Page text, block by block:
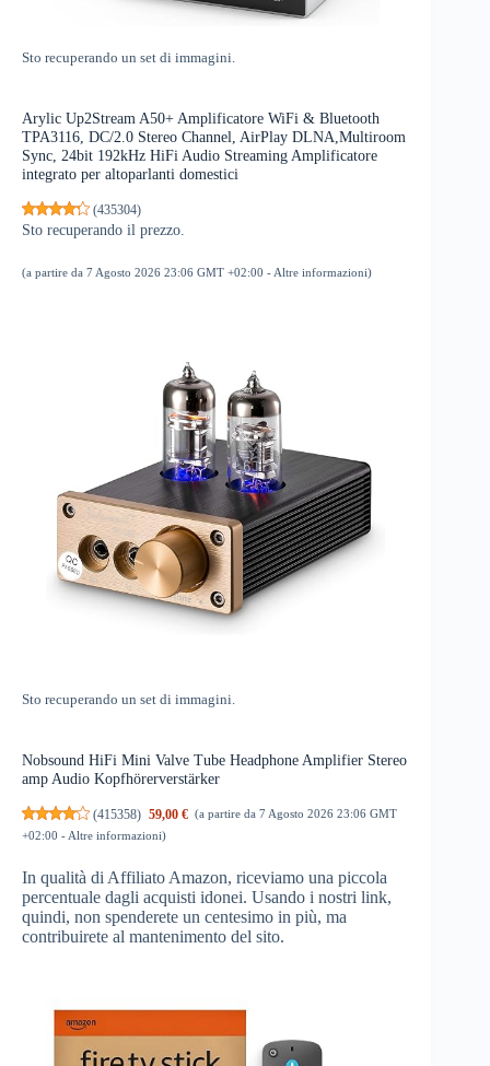
Sto recuperando un set di immagini.
Arylic Up2Stream A50+ Amplificatore WiFi & Bluetooth
TPA3116, DC/2.0 Stereo Channel, AirPlay DLNA,Multiroom
Sync, 24bit 192kHz HiFi Audio Streaming Amplificatore
integrato per altoparlanti domestici
(435304)
Sto recuperando il prezzo.
(a partire da 7 Agosto 2026 23:06 GMT +02:00 - Altre informazioni)
Sto recuperando un set di immagini.
Nobsound HiFi Mini Valve Tube Headphone Amplifier Stereo
amp Audio Kopfhörerverstärker
(415358) 59,00 € (a partire da 7 Agosto 2026 23:06 GMT
+02:00 - Altre informazioni)
In qualità di Affiliato Amazon, riceviamo una piccola
percentuale dagli acquisti idonei. Usando i nostri link,
quindi, non spenderete un centesimo in più, ma
contribuirete al mantenimento del sito.